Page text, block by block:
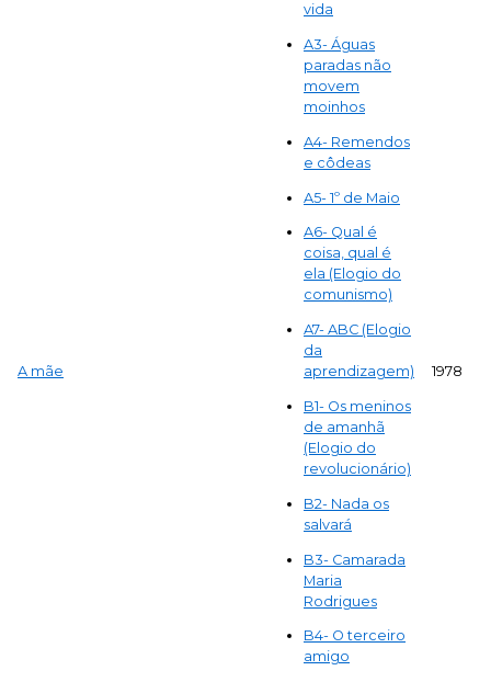
A mãe
vida
A3- Águas
paradas não
movem
moinhos
A4- Remendos
e côdeas
A5- 1º de Maio
A6- Qual é
coisa, qual é
ela (Elogio do
comunismo)
A7- ABC (Elogio
da
aprendizagem)
B1- Os meninos
de amanhã
(Elogio do
revolucionário)
B2- Nada os
salvará
B3- Camarada
Maria
Rodrigues
B4- O terceiro
amigo
1978